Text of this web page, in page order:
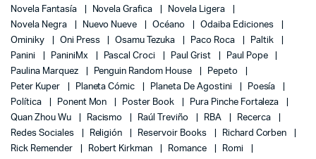
Novela Fantasía
Novela Grafica
Novela Ligera
Novela Negra
Nuevo Nueve Océano
Odaiba Ediciones
Ominiky
Oni Press Osamu Tezuka Paco Roca
Paltik
Panini
PaniniMx Pascal Croci Paul Grist
Paul Pope
Paulina Marquez
Penguin Random House
Pepeto
Peter Kuper
Planeta Cómic Planeta De Agostini
Poesía
Política
Ponent Mon Poster Book
Pura Pinche Fortaleza
Quan Zhou Wu
Racismo Raúl Treviño RBA
Recerca
Redes Sociales
Religión Reservoir Books
Richard Corben
Rick Remender
Robert Kirkman Romance
Romi